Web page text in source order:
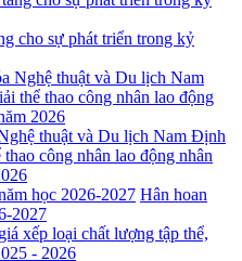
cho sự phát triển trong kỷ
thuật và Du lịch Nam Định
công nhân lao động nhân
Hân hoan
2027